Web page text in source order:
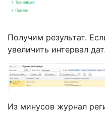
Получим результат.
увеличить интервал дат.
Из минусов журнал